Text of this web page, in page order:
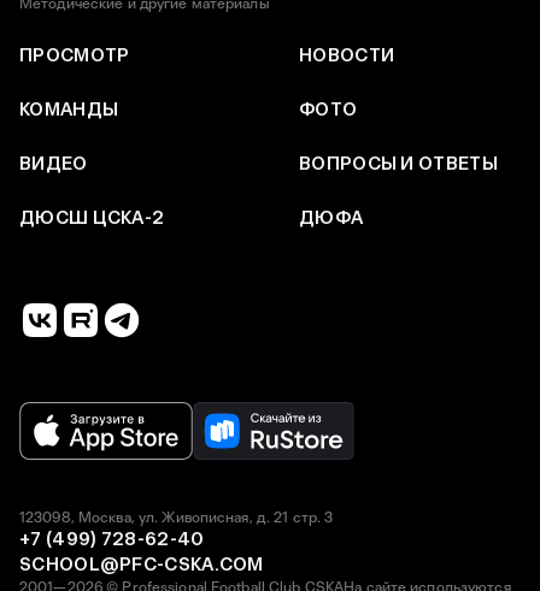
Методические и другие материалы
ПРОСМОТР НОВОСТИ
КОМАНДЫ ФОТО
ВИДЕО ВОПРОСЫ И ОТВЕТЫ
ДЮСШ ЦСКА-2 ДЮФА
123098, Москва, ул. Живописная, д. 21 стр. 3
+7 (499) 728-62-40
SCHOOL@PFC-CSKA.COM